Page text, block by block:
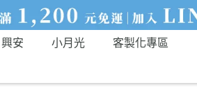
興安 小月光 客製化專區